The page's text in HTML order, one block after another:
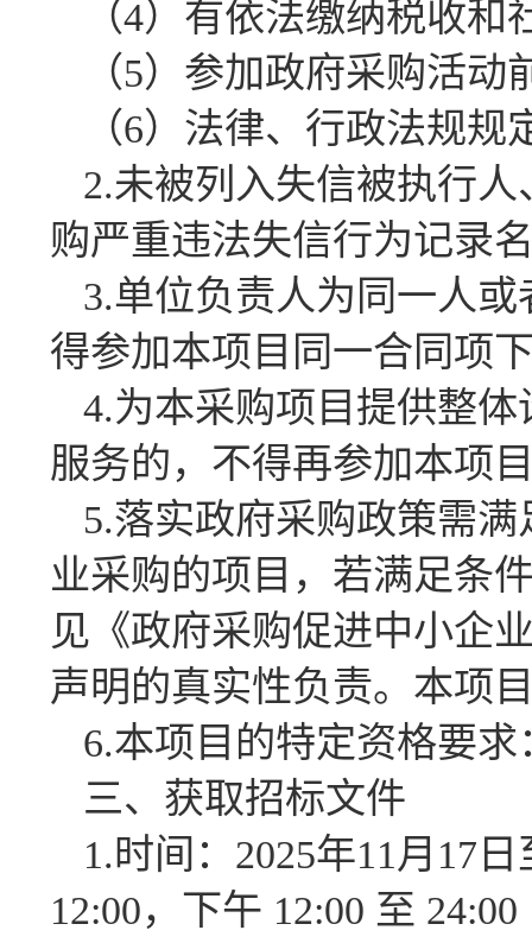
（4）有依法缴纳税收
（5）参加政府采购活
（6）法律、行政法规规
2.未被列入失信被执行
购严重违法失信行为记录
3.单位负责人为同一人
得参加本项目同一合同项
4.为本采购项目提供整
服务的，不得再参加本项
5.落实政府采购政策需
业采购的项目，若满足条
见《政府采购促进中小企
声明的真实性负责。本项
6.本项目的特定资格要求
三、获取招标文件
1.时间：2025年11月17
12:00，下午 12:00 至